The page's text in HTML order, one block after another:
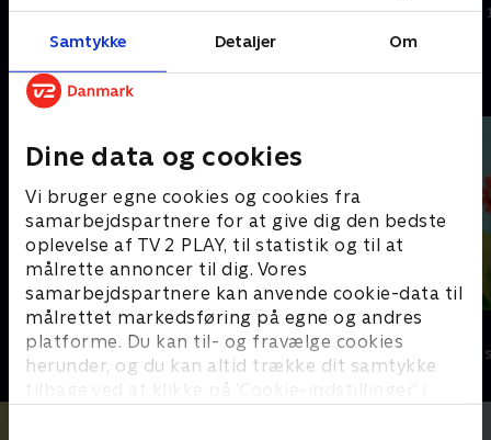
Samtykke Detaljer Om
Dine data og cookies
Vi bruger egne cookies og cookies fra
samarbejdspartnere for at give dig den bedste
oplevelse af TV 2 PLAY, til statistik og til at
målrette annoncer til dig. Vores
samarbejdspartnere kan anvende cookie-data til
målrettet markedsføring på egne og andres
platforme. Du kan til- og fravælge cookies
herunder, og du kan altid trække dit samtykke
tilbage ved at klikke på ’Cookie-indstillinger’ i
1. maj 2023 • 24 min 1. maj 2023 • 24 min
Andre så også
Stor & Lille
Børneserier • 1 sæsoner
Lillefinger
Børneserier • 1